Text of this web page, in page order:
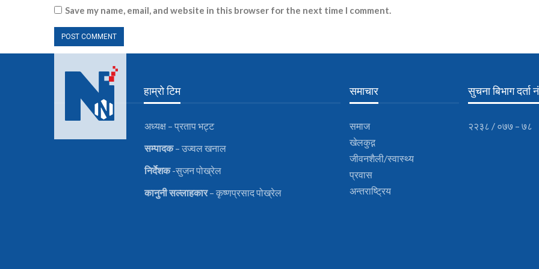
Save my name, email, and website in this browser for the next time I comment.
हाम्रो टिम
अध्यक्ष – प्रताप भट्ट
सम्पादक– उज्वल खनाल
निर्देशक-सुजन पोख्रेल
कानुनीसल्लाहकार– कृष्णप्रसाद पोख्रेल
समाचार
समाज
खेलकुद़़
जीवनशैली/स्वास्थ्य
प्रवास
अन्तराष्ट्रिय
सुचना बिभाग दर्ता
२२३८ / ०७७ – ७८